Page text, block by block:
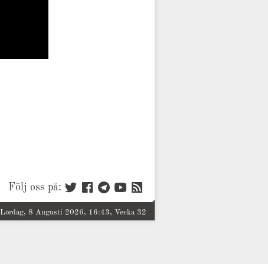
Följ oss på:
Lördag, 8 Augusti 2026, 16:43, Vecka 32